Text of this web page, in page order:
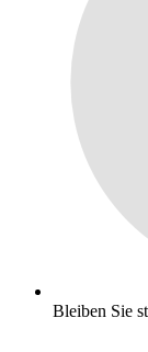
Bleiben Sie